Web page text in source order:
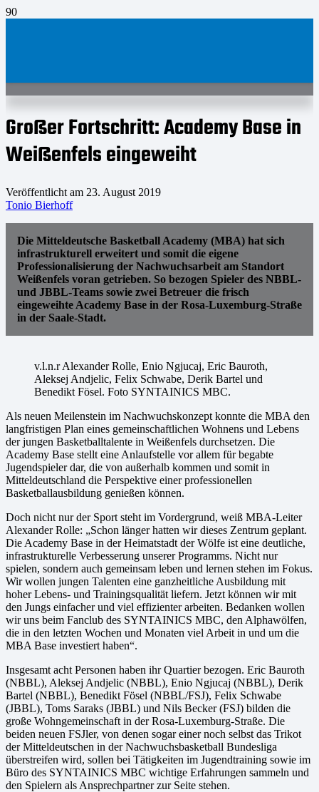
Großer Fortschritt: Academy Base in
Weißenfels eingeweiht
Veröffentlicht am 23. August 2019
Tonio Bierhoff
Die Mitteldeutsche Basketball Academy (MBA) hat sich
infrastrukturell erweitert und somit die eigene
Professionalisierung der Nachwuchsarbeit am Standort
Weißenfels voran getrieben. So bezogen Spieler des NBBL-
und JBBL-Teams sowie zwei Betreuer die frisch
eingeweihte Academy Base in der Rosa-Luxemburg-Straße
in der Saale-Stadt.
v.l.n.r Alexander Rolle, Enio Ngjucaj, Eric Bauroth,
Aleksej Andjelic, Felix Schwabe, Derik Bartel und
Benedikt Fösel. Foto SYNTAINICS MBC.
Als neuen Meilenstein im Nachwuchskonzept konnte die MBA den
langfristigen Plan eines gemeinschaftlichen Wohnens und Lebens
der jungen Basketballtalente in Weißenfels durchsetzen. Die
Academy Base stellt eine Anlaufstelle vor allem für begabte
Jugendspieler dar, die von außerhalb kommen und somit in
Mitteldeutschland die Perspektive einer professionellen
Basketballausbildung genießen können.
Doch nicht nur der Sport steht im Vordergrund, weiß MBA-Leiter
Alexander Rolle: „Schon länger hatten wir dieses Zentrum geplant.
Die Academy Base in der Heimatstadt der Wölfe ist eine deutliche,
infrastrukturelle Verbesserung unserer Programms. Nicht nur
spielen, sondern auch gemeinsam leben und lernen stehen im Fokus.
Wir wollen jungen Talenten eine ganzheitliche Ausbildung mit
hoher Lebens- und Trainingsqualität liefern. Jetzt können wir mit
den Jungs einfacher und viel effizienter arbeiten. Bedanken wollen
wir uns beim Fanclub des SYNTAINICS MBC, den Alphawölfen,
die in den letzten Wochen und Monaten viel Arbeit in und um die
MBA Base investiert haben“.
Insgesamt acht Personen haben ihr Quartier bezogen. Eric Bauroth
(NBBL), Aleksej Andjelic (NBBL), Enio Ngjucaj (NBBL), Derik
Bartel (NBBL), Benedikt Fösel (NBBL/FSJ), Felix Schwabe
(JBBL), Toms Saraks (JBBL) und Nils Becker (FSJ) bilden die
große Wohngemeinschaft in der Rosa-Luxemburg-Straße. Die
beiden neuen FSJler, von denen sogar einer noch selbst das Trikot
der Mitteldeutschen in der Nachwuchsbasketball Bundesliga
überstreifen wird, sollen bei Tätigkeiten im Jugendtraining sowie im
Büro des SYNTAINICS MBC wichtige Erfahrungen sammeln und
den Spielern als Ansprechpartner zur Seite stehen.